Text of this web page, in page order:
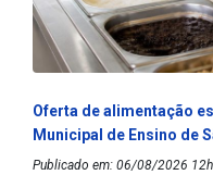
Oferta de alimentação
Municipal de Ensino de
Publicado em: 06/08/2026